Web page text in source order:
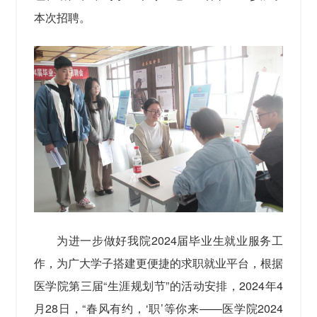
本次招聘。
为进一步做好我院2024届毕业生就业服务工
作，为广大学子搭建更便捷的求职就业平台，根据
医学院第三届“生涯规划节”的活动安排，2024年4
月28日，“春风有约，‘职’等你来——医学院2024